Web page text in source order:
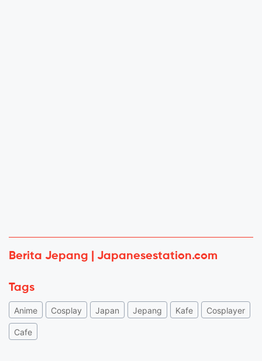
Berita Jepang | Japanesestation.com
Tags
Anime Cosplay Japan Jepang Kafe Cosplayer
Cafe